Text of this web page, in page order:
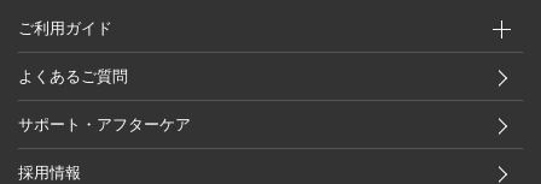
ご利用ガイド
よくあるご質問
サポート・アフターケア
採用情報